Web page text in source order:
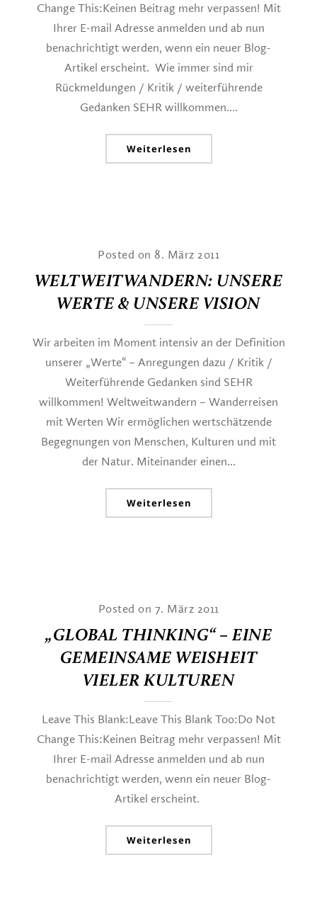
Change This:Keinen Beitrag mehr verpassen! Mit
Ihrer E-mail Adresse anmelden und ab nun
benachrichtigt werden, wenn ein neuer Blog-
Artikel erscheint. Wie immer sind mir
Rückmeldungen / Kritik / weiterführende
Gedanken SEHR willkommen....
Weiterlesen
Posted on 8. März 2011
WELTWEITWANDERN: UNSERE
WERTE & UNSERE VISION
Wir arbeiten im Moment intensiv an der Definition
unserer „Werte“ – Anregungen dazu / Kritik /
Weiterführende Gedanken sind SEHR
willkommen! Weltweitwandern – Wanderreisen
mit Werten Wir ermöglichen wertschätzende
Begegnungen von Menschen, Kulturen und mit
der Natur. Miteinander einen...
Weiterlesen
Posted on 7. März 2011
„GLOBAL THINKING“ – EINE
GEMEINSAME WEISHEIT
VIELER KULTUREN
Leave This Blank:Leave This Blank Too:Do Not
Change This:Keinen Beitrag mehr verpassen! Mit
Ihrer E-mail Adresse anmelden und ab nun
benachrichtigt werden, wenn ein neuer Blog-
Artikel erscheint.
Weiterlesen